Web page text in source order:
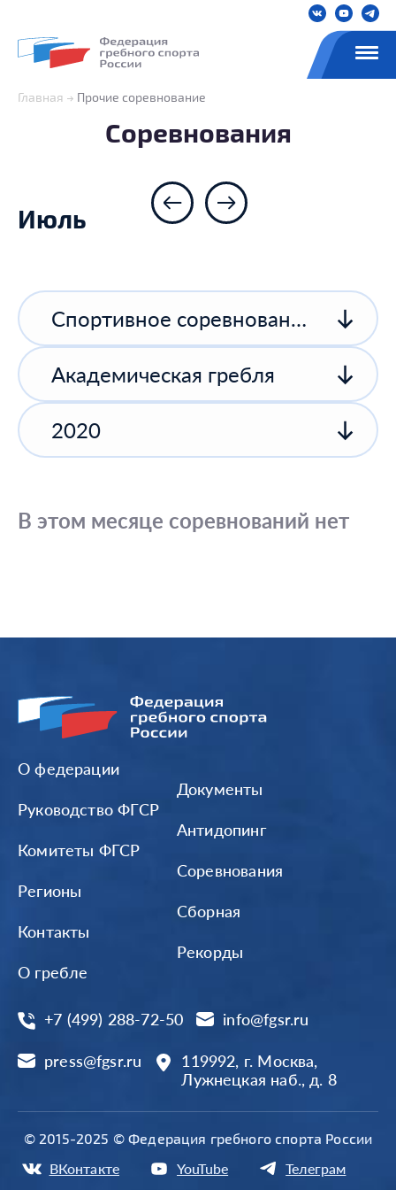
Главная Прочие соревнование
Соревнования
Июль
Спортивное соревнование спортивной организации
Академическая гребля
2020
В этом месяце соревнований нет
О федерации
Руководство ФГСР
Комитеты ФГСР
Регионы
Контакты
О гребле
Документы
Антидопинг
Соревнования
Сборная
Рекорды
+7 (499) 288-72-50 info@fgsr.ru
press@fgsr.ru
119992, г. Москва,
Лужнецкая наб., д. 8
© 2015-2025 © Федерация гребного спорта России
ВКонтакте YouTube Телеграм